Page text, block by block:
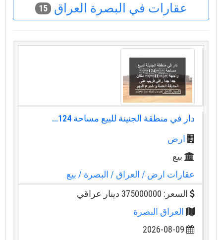
عقارات في البصرة العراق 15
دار في منطقة الجنينة للبيع مساحة ⁦⁦124⁩⁩...
ارض
بيع
عقارات ارض / العراق/ البصرة/ بيع
السعر: 375000000 دينار عراقي
العراق البصرة
2026-08-09